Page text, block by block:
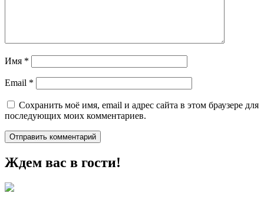
Имя *
Email *
Сохранить моё имя, email и адрес сайта в этом браузере для
последующих моих комментариев.
Ждем вас в гости!